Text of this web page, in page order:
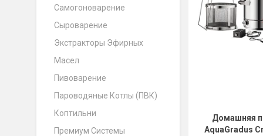
Самогоноварение
Сыроварение
Экстракторы Эфирных
Масел
Пивоварение
Пароводяные Котлы (ПВК)
Коптильни
Премиум Системы
Домашняя
AquaGradus